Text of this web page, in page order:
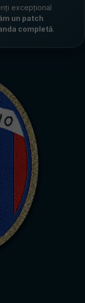
excepțional
un patch
completă.